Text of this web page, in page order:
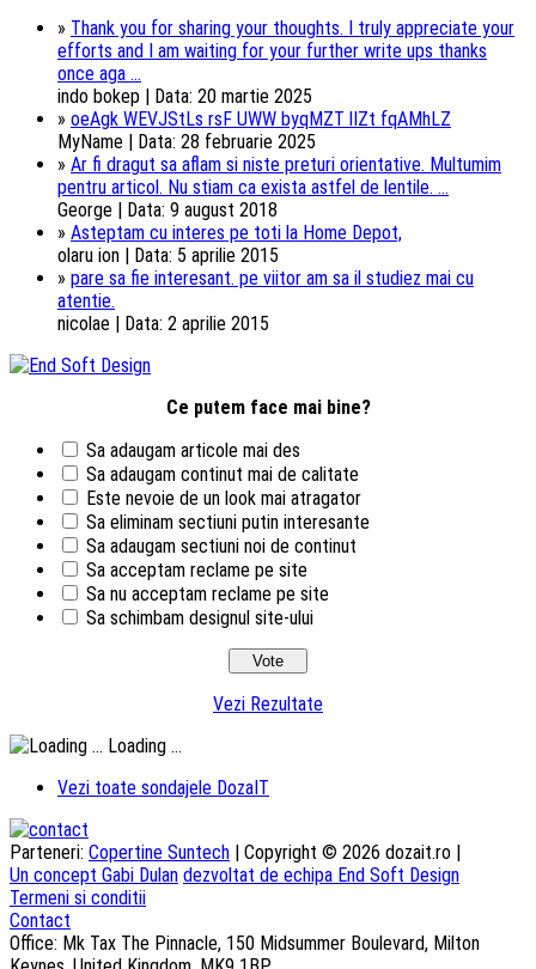
» Thank you for sharing your thoughts. I truly appreciate your
efforts and I am waiting for your further write ups thanks
once aga ...
indo bokep | Data: 20 martie 2025
» oeAgk WEVJStLs rsF UWW byqMZT lIZt fqAMhLZ
MyName | Data: 28 februarie 2025
» Ar fi dragut sa aflam si niste preturi orientative. Multumim
pentru articol. Nu stiam ca exista astfel de lentile. ...
George | Data: 9 august 2018
» Asteptam cu interes pe toti la Home Depot,
olaru ion | Data: 5 aprilie 2015
» pare sa fie interesant. pe viitor am sa il studiez mai cu
atentie.
nicolae | Data: 2 aprilie 2015
Ce putem face mai bine?
Sa adaugam articole mai des
Sa adaugam continut mai de calitate
Este nevoie de un look mai atragator
Sa eliminam sectiuni putin interesante
Sa adaugam sectiuni noi de continut
Sa acceptam reclame pe site
Sa nu acceptam reclame pe site
Sa schimbam designul site-ului
Vezi Rezultate
Loading ...
Vezi toate sondajele DozaIT
Parteneri: Copertine Suntech | Copyright © 2026 dozait.ro |
Un concept Gabi Dulan dezvoltat de echipa End Soft Design
Termeni si conditii
Contact
Office: Mk Tax The Pinnacle, 150 Midsummer Boulevard, Milton